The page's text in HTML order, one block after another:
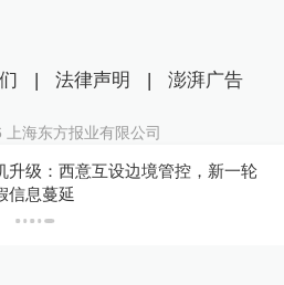
升级：西意互设边境管控，新一轮
信息蔓延
| 法律声明 | 澎湃广告
上海东方报业有限公司
| 沪ICP备14003370号
务许可证：31120170006
备 31010602000299号